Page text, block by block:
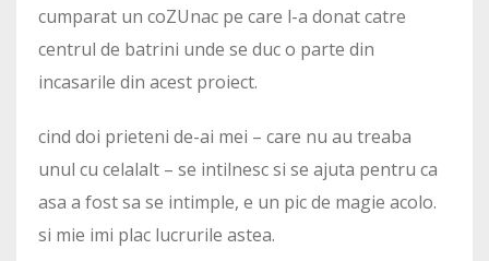
cumparat un coZUnac pe care l-a donat catre
centrul de batrini unde se duc o parte din
incasarile din acest proiect.
cind doi prieteni de-ai mei – care nu au treaba
unul cu celalalt – se intilnesc si se ajuta pentru ca
asa a fost sa se intimple, e un pic de magie acolo.
si mie imi plac lucrurile astea.